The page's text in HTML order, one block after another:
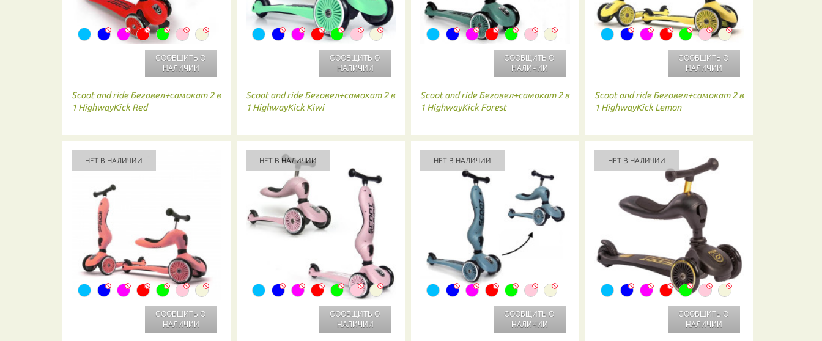
СООБЩИТЬ О
НАЛИЧИИ
Scoot and ride Беговел+самокат 2 в
1 HighwayKick Red
СООБЩИТЬ О
НАЛИЧИИ
Scoot and ride Беговел+самокат 2 в
1 HighwayKick Kiwi
СООБЩИТЬ О
НАЛИЧИИ
Scoot and ride Беговел+самокат 2 в
1 HighwayKick Forest
СООБЩИТЬ О
НАЛИЧИИ
Scoot and ride Беговел+самокат 2 в
1 HighwayKick Lemon
НЕТ В НАЛИЧИИ
СООБЩИТЬ О
НАЛИЧИИ
НЕТ В НАЛИЧИИ
СООБЩИТЬ О
НАЛИЧИИ
НЕТ В НАЛИЧИИ
СООБЩИТЬ О
НАЛИЧИИ
НЕТ В НАЛИЧИИ
СООБЩИТЬ О
НАЛИЧИИ